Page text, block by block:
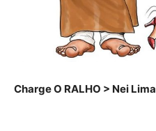
Charge O RALHO > Nei Lima